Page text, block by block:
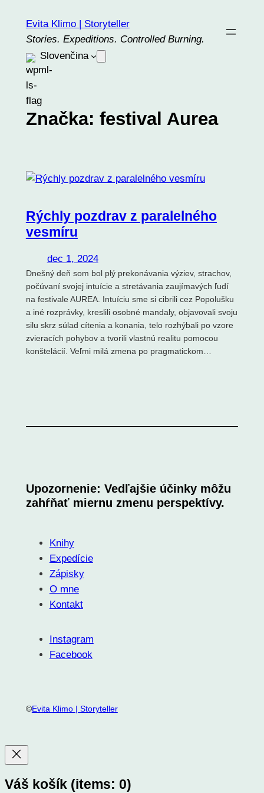
obsah
Evita Klimo | Storyteller
Stories. Expeditions. Controlled Burning.
Slovenčina
Značka: festival Aurea
Rýchly pozdrav z paralelného
vesmíru
dec 1, 2024
Dnešný deň som bol plý prekonávania výziev, strachov,
počúvaní svojej intuície a stretávania zaujímavých ľudí
na festivale AUREA. Intuíciu sme si cibrili cez Popolušku
a iné rozprávky, kreslili osobné mandaly, objavovali svoju
silu skrz súlad cítenia a konania, telo rozhýbali po vzore
zvieracích pohybov a tvorili vlastnú realitu pomocou
konštelácií. Veľmi milá zmena po pragmatickom…
Upozornenie: Vedľajšie účinky môžu
zahŕňať miernu zmenu perspektívy.
Knihy
Expedície
Zápisky
O mne
Kontakt
Instagram
Facebook
©Evita Klimo | Storyteller
Váš košík (items: 0)